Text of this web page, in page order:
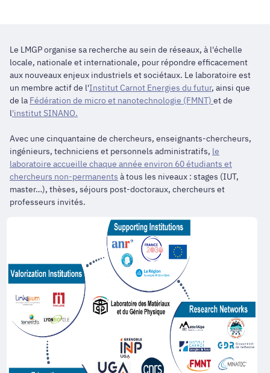
Le LMGP organise sa recherche au sein de réseaux, à l'échelle
locale, nationale et internationale, pour répondre efficacement
aux nouveaux enjeux industriels et sociétaux. Le laboratoire est
un membre actif de l'Institut Carnot Energies du futur, ainsi que
de la Fédération de micro et nanotechnologie (FMNT) et de
l'institut SINANO.
Avec une cinquantaine de chercheurs, enseignants-chercheurs,
ingénieurs, techniciens et personnels administratifs, le
laboratoire accueille chaque année environ 60 étudiants et
chercheurs non-permanents à tous les niveaux : stages (IUT,
master…), thèses, séjours post-doctoraux, chercheurs et
professeurs invités.